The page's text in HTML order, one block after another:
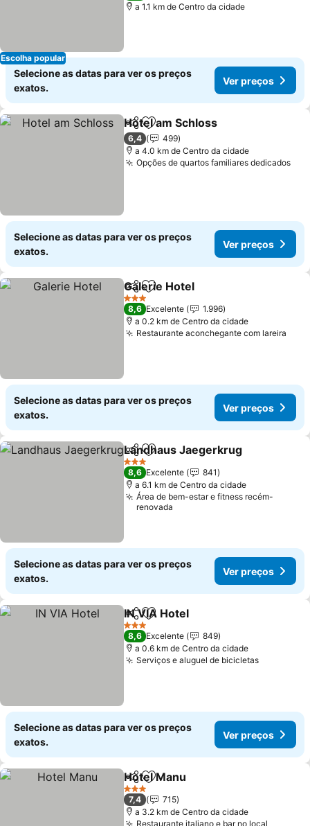
Escolha popular
a 1.1 km de Centro da cidade
Selecione as datas para ver os preços
exatos.
Ver preços
PartilharAdicionar aos favoritos
Hotel am Schloss
6,4
499
a 4.0 km de Centro da cidade
Opções de quartos familiares dedicados
Selecione as datas para ver os preços
exatos.
Ver preços
PartilharAdicionar aos favoritos
Galerie Hotel
3 Estrelas
8,6 Excelente
1.996
a 0.2 km de Centro da cidade
Restaurante aconchegante com lareira
Selecione as datas para ver os preços
exatos.
Ver preços
PartilharAdicionar aos favoritos
Landhaus Jaegerkrug
3 Estrelas
8,6 Excelente
841
a 6.1 km de Centro da cidade
Área de bem-estar e fitness recém-
renovada
Selecione as datas para ver os preços
exatos.
Ver preços
PartilharAdicionar aos favoritos
IN VIA Hotel
3 Estrelas
8,6 Excelente
849
a 0.6 km de Centro da cidade
Serviços e aluguel de bicicletas
Selecione as datas para ver os preços
exatos.
Ver preços
PartilharAdicionar aos favoritos
Hotel Manu
3 Estrelas
7,4
715
a 3.2 km de Centro da cidade
Restaurante italiano e bar no local